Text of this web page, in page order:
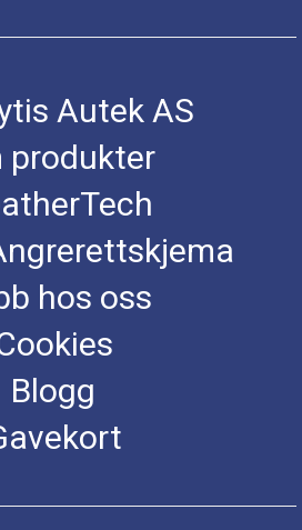
Autek AS
produkter
hos oss
Blogg